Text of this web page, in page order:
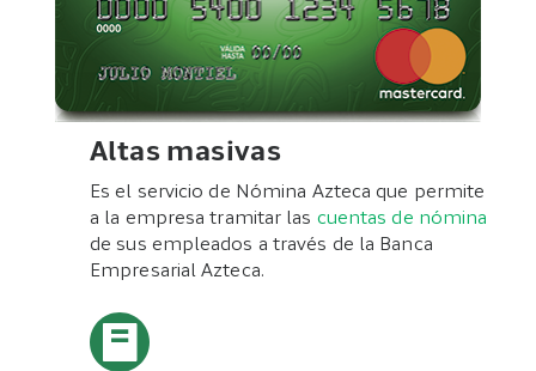
Altas masivas
Es el servicio de Nómina Azteca que permite
a la empresa tramitar las cuentas de nómina
de sus empleados a través de la Banca
Empresarial Azteca.